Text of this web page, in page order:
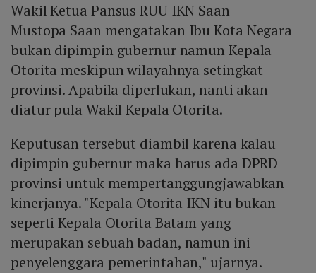
Wakil Ketua Pansus RUU IKN Saan
Mustopa Saan mengatakan Ibu Kota Negara
bukan dipimpin gubernur namun Kepala
Otorita meskipun wilayahnya setingkat
provinsi. Apabila diperlukan, nanti akan
diatur pula Wakil Kepala Otorita.
Keputusan tersebut diambil karena kalau
dipimpin gubernur maka harus ada DPRD
provinsi untuk mempertanggungjawabkan
kinerjanya. "Kepala Otorita IKN itu bukan
seperti Kepala Otorita Batam yang
merupakan sebuah badan, namun ini
penyelenggara pemerintahan," ujarnya.